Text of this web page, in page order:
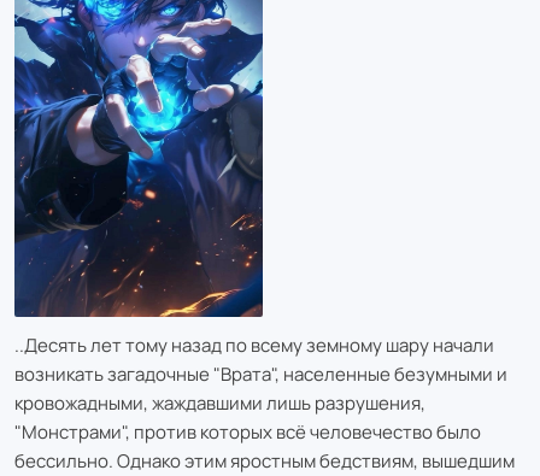
..Десять лет тому назад по всему земному шару начали
возникать загадочные "Врата", населенные безумными и
кровожадными, жаждавшими лишь разрушения,
"Монстрами", против которых всё человечество было
бессильно. Однако этим яростным бедствиям, вышедшим